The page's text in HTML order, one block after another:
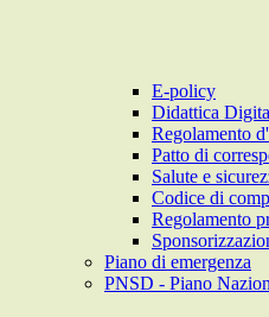
E-policy
Didattica
Regolamento
Patto di
Salute e
Codice di
Regolamento
Piano di emergenza
PNSD - Piano